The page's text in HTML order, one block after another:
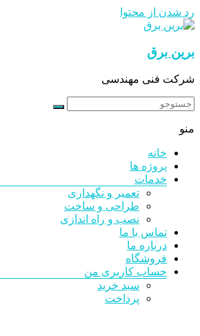
رد شدن از محتوا
برین برق
شرکت فنی مهندسی
منو
خانه
پروژه ها
خدمات
تعمیر و نگهداری
طراحی و ساخت
نصب و راه اندازی
تماس با ما
درباره ما
فروشگاه
حساب کاربری من
سبد خرید
پرداخت